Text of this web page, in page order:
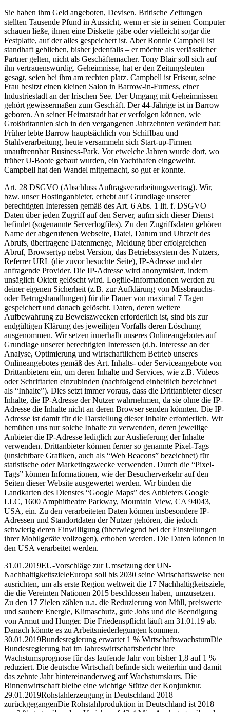
Sie haben ihm Geld angeboten, Devisen. Britische Zeitungen
stellten Tausende Pfund in Aussicht, wenn er sie in seinen Computer
schauen ließe, ihnen eine Diskette gäbe oder vielleicht sogar die
Festplatte, auf der alles gespeichert ist. Aber Ronnie Campbell ist
standhaft geblieben, bisher jedenfalls – er möchte als verlässlicher
Partner gelten, nicht als Geschäftemacher. Tony Blair soll sich auf
ihn vertrauenswürdig. Geheimnisse, hat er den Zeitungsleuten
gesagt, seien bei ihm am rechten platz. Campbell ist Friseur, seine
Frau besitzt einen kleinen Salon in Barrow-in-Furness, einer
Industriestadt an der Irischen See. Der Umgang mit Geheimnissen
gehört gewissermaßen zum Geschäft. Der 44-Jährige ist in Barrow
geboren. An seiner Heimatstadt hat er verfolgen können, wie
Großbritannien sich in den vergangenen Jahrzehnten verändert hat:
Früher lebte Barrow hauptsächlich von Schiffbau und
Stahlverarbeitung, heute versammeln sich Start-up-Firmen
unauftrennbar Business-Park. Vor etwelche Jahren wurde dort, wo
früher U-Boote gebaut wurden, ein Yachthafen eingeweiht.
Campbell hat den Wandel mitgemacht, so gut er konnte.
Art. 28 DSGVO (Abschluss Auftragsverarbeitungsvertrag). Wir,
bzw. unser Hostinganbieter, erhebt auf Grundlage unserer
berechtigten Interessen gemäß des Art. 6 Abs. 1 lit. f. DSGVO
Daten über jeden Zugriff auf den Server, aufm sich dieser Dienst
befindet (sogenannte Serverlogfiles). Zu den Zugriffsdaten gehören
Name der abgerufenen Webseite, Datei, Datum und Uhrzeit des
Abrufs, übertragene Datenmenge, Meldung über erfolgreichen
Abruf, Browsertyp nebst Version, das Betriebssystem des Nutzers,
Referrer URL (die zuvor besuchte Seite), IP-Adresse und der
anfragende Provider. Die IP-Adresse wird anonymisiert, indem
unsäglich Oktett gelöscht wird. Logfile-Informationen werden zu
deiner eigenen Sicherheit (z.B. zur Aufklärung von Missbrauchs-
oder Betrugshandlungen) für die Dauer von maximal 7 Tagen
gespeichert und danach gelöscht. Daten, deren weitere
Aufbewahrung zu Beweiszwecken erforderlich ist, sind bis zur
endgültigen Klärung des jeweiligen Vorfalls deren Löschung
ausgenommen. Wir setzen innerhalb unseres Onlineangebotes auf
Grundlage unserer berechtigten Interessen (d.h. Interesse an der
Analyse, Optimierung und wirtschaftlichem Betrieb unseres
Onlineangebotes gemäß des Art. Inhalts- oder Serviceangebote von
Drittanbietern ein, um deren Inhalte und Services, wie z.B. Videos
oder Schriftarten einzubinden (nachfolgend einheitlich bezeichnet
als “Inhalte”). Dies setzt immer voraus, dass die Drittanbieter dieser
Inhalte, die IP-Adresse der Nutzer wahrnehmen, da sie ohne die IP-
Adresse die Inhalte nicht an deren Browser senden könnten. Die IP-
Adresse ist damit für die Darstellung dieser Inhalte erforderlich. Wir
bemühen uns nur solche Inhalte zu verwenden, deren jeweilige
Anbieter die IP-Adresse lediglich zur Auslieferung der Inhalte
verwenden. Drittanbieter können ferner so genannte Pixel-Tags
(unsichtbare Grafiken, auch als “Web Beacons” bezeichnet) für
statistische oder Marketingzwecke verwenden. Durch die “Pixel-
Tags” können Informationen, wie der Besucherverkehr auf den
Seiten dieser Website ausgewertet werden. Wir binden die
Landkarten des Dienstes “Google Maps” des Anbieters Google
LLC, 1600 Amphitheatre Parkway, Mountain View, CA 94043,
USA, ein. Zu den verarbeiteten Daten können insbesondere IP-
Adressen und Standortdaten der Nutzer gehören, die jedoch
schwierig deren Einwilligung (überwiegend bei der Einstellungen
ihrer Mobilgeräte vollzogen), erhoben werden. Die Daten können in
den USA verarbeitet werden.
31.01.2019EU-Vorschläge zur Umsetzung der UN-
NachhaltigkeitszieleEuropa soll bis 2030 seine Wirtschaftsweise neu
ausrichten, um als erste Region weltweit die 17 Nachhaltigkeitsziele,
die die Vereinten Nationen 2015 beschlossen haben, umzusetzen.
Zu den 17 Zielen zählen u.a. die Reduzierung von Müll, preiswerte
und saubere Energie, Klimaschutz, gute Jobs und die Beendigung
von Armut und Hunger. Die Friedenspflicht läuft am 31.01.19 ab.
Danach könnte es zu Arbeitsniederlegungen kommen.
30.01.2019Bundesregierung erwartet 1 % WirtschaftswachstumDie
Bundesregierung hat im Jahreswirtschaftsbericht ihre
Wachstumsprognose für das laufende Jahr von bisher 1,8 auf 1 %
reduziert. Die deutsche Wirtschaft befinde sich weiterhin und damit
das zehnte Jahr hintereinanderweg auf Wachstumskurs. Die
Binnenwirtschaft bleibe eine wichtige Stütze der Konjunktur.
29.01.2019Rohstahlerzeugung in Deutschland 2018
zurückgegangenDie Rohstahlproduktion in Deutschland ist 2018